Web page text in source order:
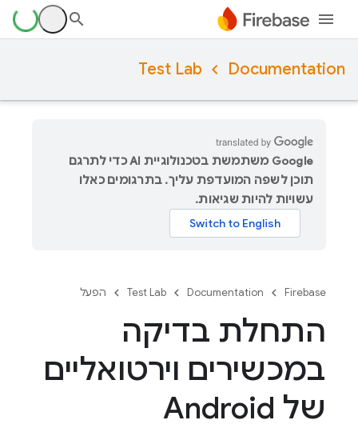
Documentation
Test Lab
‫Google משתמשת בטכנולוגיית AI כדי לתרגם
תוכן לשפה המועדפת עליך. בתרגומים כאלו
עשויות להיות שגיאות.
Firebase
Documentation
Test Lab הפעל
התחלת בדיקה
במכשירים וירטואליים
של Android